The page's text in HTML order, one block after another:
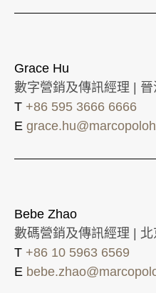
Grace Hu
數字營銷及傳訊經理 |
T +86 595 3666 6666
E
Bebe Zhao
數碼營銷及傳訊經理 |
T +86 10 5963 6569
E